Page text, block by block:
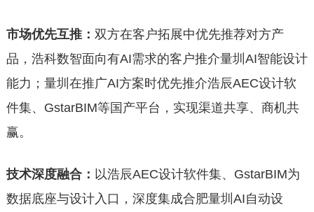
市场优先互推： 双方在客户拓展中优先推荐对方产
品，浩科数智面向有AI需求的客户推介量圳AI智能设计
能力；量圳在推广AI方案时优先推介浩辰AEC设计软
件集、GstarBIM等国产平台，实现渠道共享、商机共
赢。
技术深度融合： 以浩辰AEC设计软件集、GstarBIM为
数据底座与设计入口，深度集成合肥量圳AI自动设